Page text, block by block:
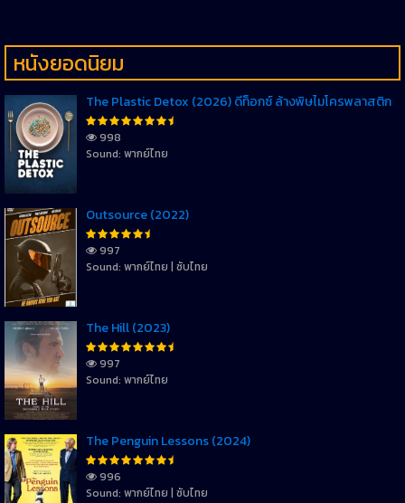
หนังยอดนิยม
The Plastic Detox (2026) ดีท็อกซ์ ล้างพิษไมโครพลาสติก
998
Sound: พากย์ไทย
Outsource (2022)
997
Sound: พากย์ไทย | ซับไทย
The Hill (2023)
997
Sound: พากย์ไทย
The Penguin Lessons (2024)
996
Sound: พากย์ไทย | ซับไทย